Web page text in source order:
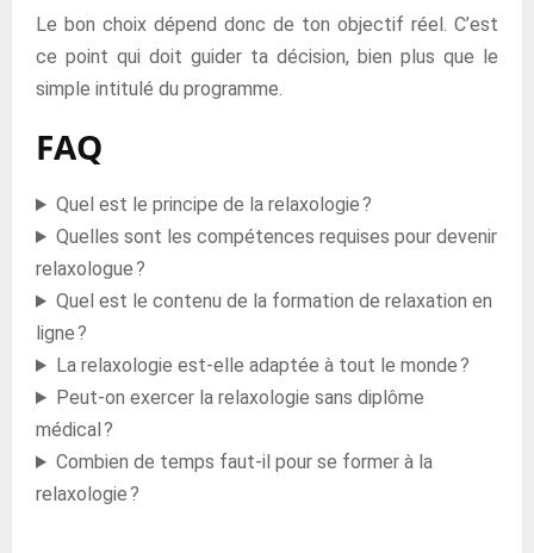
Le bon choix dépend donc de ton objectif réel. C’est
ce point qui doit guider ta décision, bien plus que le
simple intitulé du programme.
FAQ
Quel est le principe de la relaxologie ?
Quelles sont les compétences requises pour devenir
relaxologue ?
Quel est le contenu de la formation de relaxation en
ligne ?
La relaxologie est-elle adaptée à tout le monde ?
Peut-on exercer la relaxologie sans diplôme
médical ?
Combien de temps faut-il pour se former à la
relaxologie ?